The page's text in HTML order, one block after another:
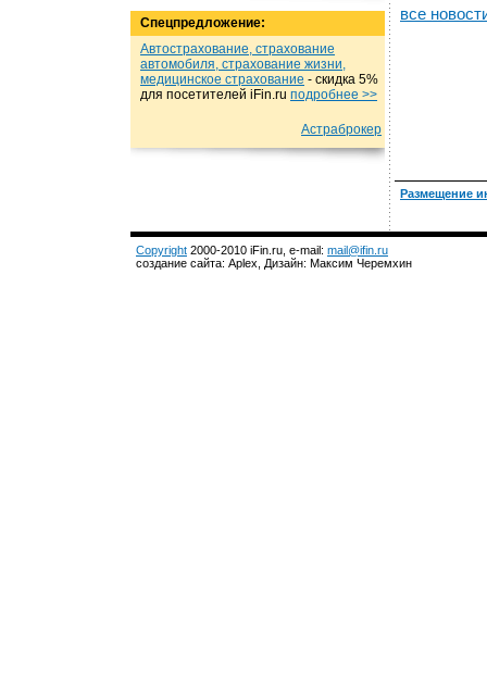
Спецпредложение:
Автострахование, страхование
автомобиля, страхование жизни,
медицинское страхование - cкидка 5%
для посетителей iFin.ru подробнеe >>
Астраброкер
все
Размещение
Copyright 2000-2010 iFin.ru, e-mail: mail@ifin.ru
создание сайта: Aplex, Дизайн: Максим Черемхин